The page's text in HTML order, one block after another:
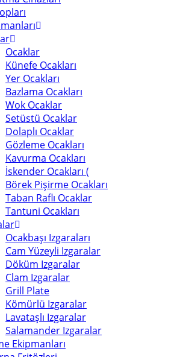
Ocaklar
Künefe Ocakları
Yer Ocakları
Bazlama Ocakları
Wok Ocaklar
Setüstü Ocaklar
Dolaplı Ocaklar
Gözleme Ocakları
Kavurma Ocakları
İskender Ocakları (
Börek Pişirme Ocakları
Taban Raflı Ocaklar
Tantuni Ocakları
Ocakbaşı Izgaraları
Cam Yüzeyli Izgaralar
Döküm Izgaralar
Clam Izgaralar
Grill Plate
Kömürlü Izgaralar
Lavataşlı Izgaralar
Salamander Izgaralar
Ekipmanları